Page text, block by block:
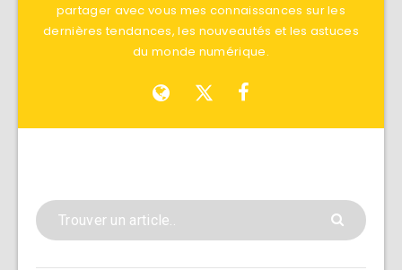
partager avec vous mes connaissances sur les
dernières tendances, les nouveautés et les astuces
du monde numérique.